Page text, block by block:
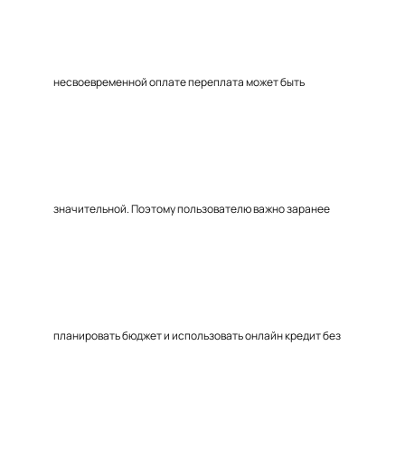
несвоевременной оплате переплата может быть
значительной. Поэтому пользователю важно заранее
планировать бюджет и использовать онлайн кредит без